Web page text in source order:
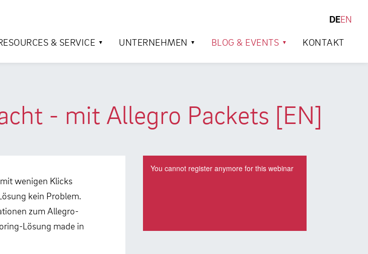
DEEN
& SERVICE UNTERNEHMEN BLOG & EVENTS KONTAKT
- mit Allegro Packets [EN]
wenigen Klicks
kein Problem.
zum Allegro-
Lösung made in